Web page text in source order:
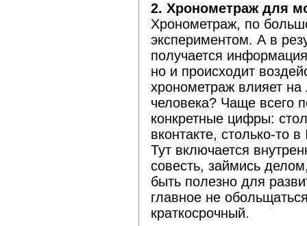
2. Хронометраж для
Хронометраж, по
экспериментом. А в
получается
но и происходит
хронометраж влияет
человека? Чаще всего
конкретные цифры:
вконтакте, столько-то
Тут включается
совесть, займись
быть полезно для
главное не
краткосрочный.